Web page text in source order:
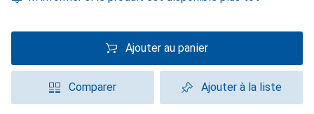
Ajouter au panier
Comparer Ajouter à la liste